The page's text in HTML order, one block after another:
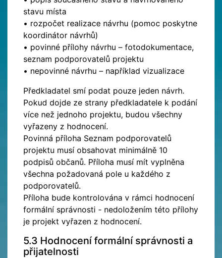
stavu místa
• rozpočet realizace návrhu (pomoc poskytne
koordinátor návrhů)
• povinné přílohy návrhu – fotodokumentace,
seznam podporovatelů projektu
• nepovinné návrhu – například vizualizace
Předkladatel smí podat pouze jeden návrh.
Pokud dojde ze strany předkladatele k podání
více než jednoho projektu, budou všechny
vyřazeny z hodnocení.
Povinná příloha Seznam podporovatelů
projektu musí obsahovat minimálně 10
podpisů občanů. Příloha musí mít vyplněna
všechna požadovaná pole u každého z
podporovatelů.
Příloha bude kontrolována v rámci hodnocení
formální správnosti - nedoložením této přílohy
je projekt vyřazen z hodnocení.
5.3 Hodnocení formální správnosti a
přijatelnosti